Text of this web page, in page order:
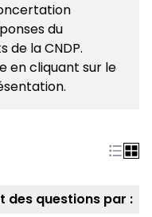
du
la CNDP.
en cliquant sur le
des questions par :